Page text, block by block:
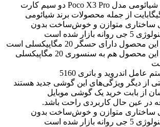
گوشی موبایل شیائومی مدل Poco X3 Pro دو سیم‌ کارت
ساختاری متوازن و خوش‌ساخت بدون
بازار شده است
دارای حسگر 20 مگاپیکسلی است
دوربین‌ سلفی این محصول هم به سنسوری 20 مگاپیکسلی
نسخه 11 سیستم عامل اندروید و باتری 5160
از دیگر ویژگی‌‌های این گوشی جدید هستند
از بابت خرید یک گوشی موبایل
در عین حال کاربردی راحت باشد.
ساختاری متوازن و خوش‌ساخت بدون
بازار شده است